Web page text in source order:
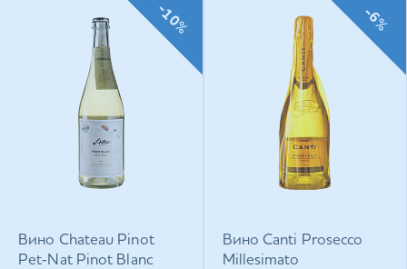
Вино Chateau Pinot
Pet‑Nat Pinot Blanc
-10%
Вино Canti Prosecco
Millesimato
-6%